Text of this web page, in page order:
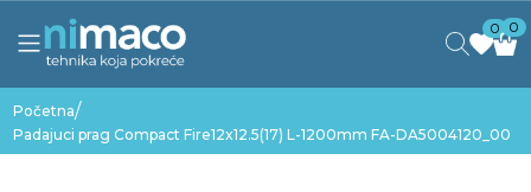
0 0
Početna/
Padajuci prag Compact Fire12x12.5(17) L-1200mm FA-DA5004120_00